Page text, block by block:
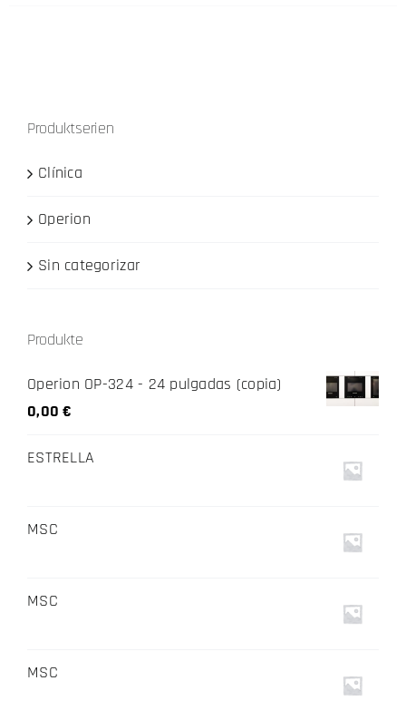
Produktserien
Clínica
Operion
Sin categorizar
Produkte
Operion OP-324 - 24 pulgadas (copia)
0,00€
ESTRELLA
MSC
MSC
MSC